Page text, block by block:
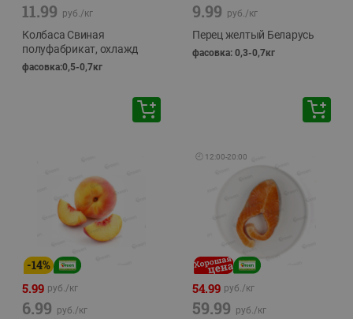
11.99 руб./кг
Колбаса Свиная
полуфабрикат, охлажд
фасовка:0,5-0,7кг
9.99 руб./кг
Перец желтый Беларусь
фасовка: 0,3-0,7кг
-14%
5.99 руб./кг
6.99 руб./кг
🕘 12:00-20:00
54.99 руб./кг
59.99 руб./кг